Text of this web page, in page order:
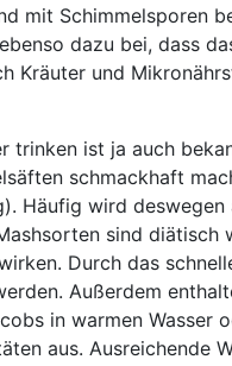
mit Schimmelsporen
dazu bei, dass
Kräuter und
trinken ist ja auch
schmackhaft
Häufig wird
sind
Durch das
Außerdem
in warmen Wasser
aus. Ausreichende